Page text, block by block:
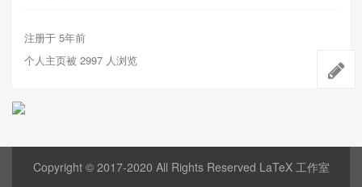
注册于 5年前
个人主页被 2997 人浏览
Copyright © 2017-2020 All Rights Reserved LaTeX 工作室